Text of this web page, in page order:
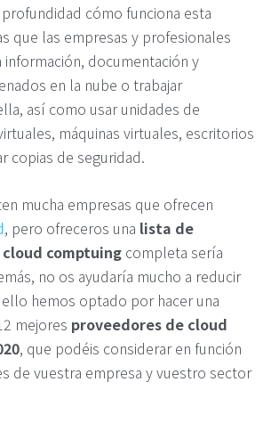
cómo funciona esta
que las empresas y profesionales
información, documentación y
en la nube o trabajar
así como usar unidades de
máquinas virtuales, escritorios
copias de seguridad.
mucha empresas que ofrecen
, pero ofreceros una lista de
comptuing completa sería
no os ayudaría mucho a reducir
hemos optado por hacer una
mejores proveedores de cloud
, que podéis considerar en función
de vuestra empresa y vuestro sector